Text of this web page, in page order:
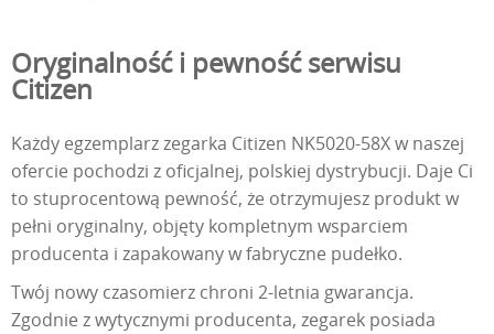
Oryginalność i pewność serwisu
Citizen
Każdy egzemplarz zegarka Citizen NK5020-58X w naszej
ofercie pochodzi z oficjalnej, polskiej dystrybucji. Daje Ci
to stuprocentową pewność, że otrzymujesz produkt w
pełni oryginalny, objęty kompletnym wsparciem
producenta i zapakowany w fabryczne pudełko.
Twój nowy czasomierz chroni 2-letnia gwarancja.
Zgodnie z wytycznymi producenta, zegarek posiada